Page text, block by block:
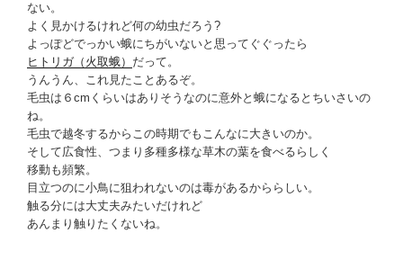
ない。
よく見かけるけれど何の幼虫だろう?
よっぽどでっかい蛾にちがいないと思ってぐぐったら
ヒトリガ（火取蛾） だって。
うんうん、これ見たことあるぞ。
毛虫は６cmくらいはありそうなのに意外と蛾になるとちいさいの
ね。
毛虫で越冬するからこの時期でもこんなに大きいのか。
そして広食性、つまり多種多様な草木の葉を食べるらしく
移動も頻繁。
目立つのに小鳥に狙われないのは毒があるかららしい。
触る分には大丈夫みたいだけれど
あんまり触りたくないね。